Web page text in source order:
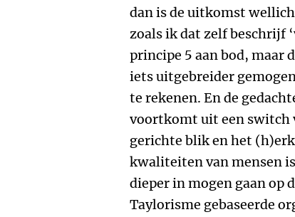
dan is de uitkomst
zoals ik dat zelf beschrijf
principe 5 aan bod, maar
iets uitgebreider
te rekenen. En de
voortkomt uit een switch
gerichte blik en het
kwaliteiten van mensen
dieper in mogen gaan op
Taylorisme gebaseerde